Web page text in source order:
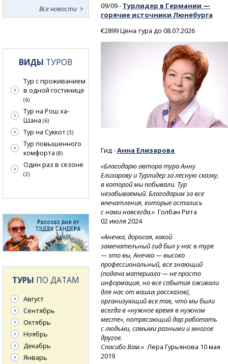
09/09 - Турлидер в Германии —
горячие источники Люнебурга
€2899 Цена тура до 08.07.2026
Гид -Анна Елизарова
«Благодарю автора тура Анну
Елизарову и Турлидер за лесную сказку,
в которой мы побывали. Тур
незабываемый. Благодарим за все
впечатления, которые остались
с нами навсегда.» Голбан Рита
02 июля 2024
«Анечка, дорогая, какой
замечательный гид был у нас в туре
— это вы, Анечка — высоко
профессиональный, все знающий
(подача материала — не просто
информация, но все события оживали
для нас от ваших рассказов),
организующий все так, что мы были
всегда в «нужное время в нужном
месте», потрясающий дар работать
с людьми, самыми разными и многое
другое.
Спасибо Вам.» Лера Гурьянова 10 мая
2019
Все новости
ВИДЫ ТУРОВ
Тур с проживанием
в одной гостинице
(6)
Тур на Рош ха-
Шана (6)
Тур на Суккот (3)
Тур повышенного
комфорта (8)
Один раз в сезоне
(2)
ТУРЫ ПО ДАТАМ
Август
Сентябрь
Октябрь
Ноябрь
Декабрь
Январь